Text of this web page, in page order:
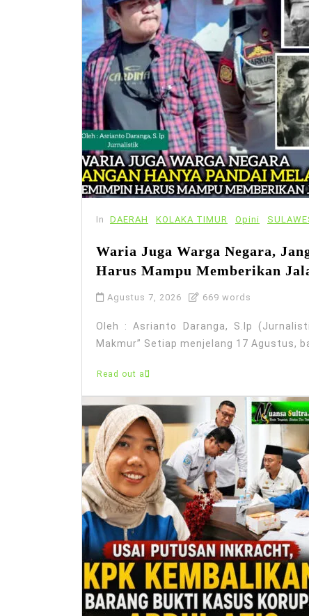
In DAERAH KOLAKA TIMUR Opini
Waria Juga Warga Negara,
Harus Mampu Memberikan
Agustus 7, 2026 669 words
Oleh : Asrianto Daranga, S.Ip
Makmur” Setiap menjelang 17 Agustus,
Read out all